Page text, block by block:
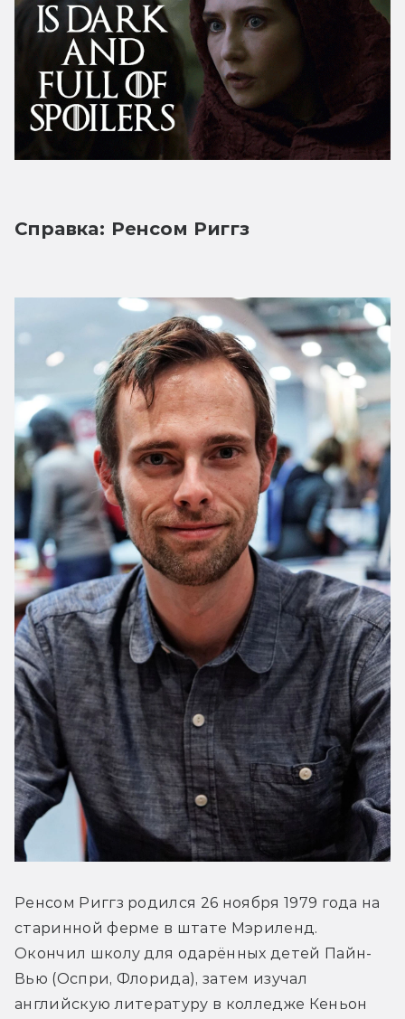
Справка: Ренсом Риггз
Ренсом Риггз родился 26 ноября 1979 года на
старинной ферме в штате Мэриленд.
Окончил школу для одарённых детей Пайн-
Вью (Оспри, Флорида), затем изучал
английскую литературу в колледже Кеньон